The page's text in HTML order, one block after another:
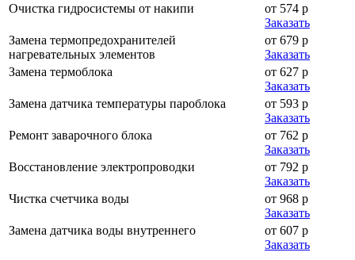
Очистка гидросистемы от накипи
от 574 р
Заказать
Замена термопредохранителей
нагревательных элементов
от 679 р
Заказать
Замена термоблока
от 627 р
Заказать
Замена датчика температуры пароблока
от 593 р
Заказать
Ремонт заварочного блока
от 762 р
Заказать
Восстановление электропроводки
от 792 р
Заказать
Чистка счетчика воды
от 968 р
Заказать
Замена датчика воды внутреннего
от 607 р
Заказать